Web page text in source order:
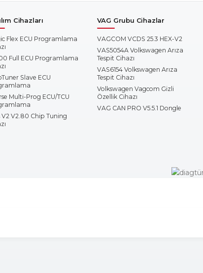
Cihazları
Flex ECU Programlama
Full ECU Programlama
Slave ECU
Multi-Prog ECU/TCU
V2 V2.80 Chip Tuning
VAG Grubu Cihazlar
VAGCOM VCDS 25.3 HEX-V2
VAS5054A Volkswagen Arıza
Tespit Cihazı
VAS6154 Volkswagen Arıza
Tespit Cihazı
Volkswagen Vagcom Gizli
Özellik Cihazı
VAG CAN PRO V5.5.1 Dongle